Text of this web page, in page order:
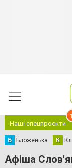
Наші спецпроєкти
Б Бложенька К
Афіша